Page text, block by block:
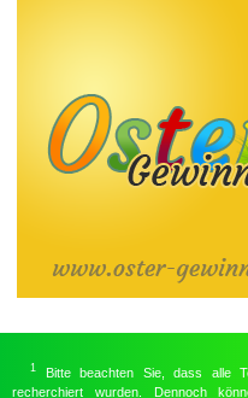
1
Bitte beachten Sie, dass alle
recherchiert wurden. Dennoch